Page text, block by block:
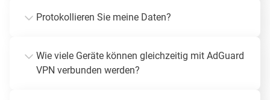
Protokollieren Sie meine Daten?
Wie viele Geräte können gleichzeitig mit AdGuard
VPN verbunden werden?